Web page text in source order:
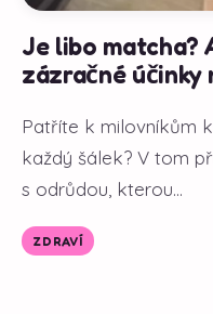
Je libo matcha?
zázračné účinky
Patříte k milovníkům
každý šálek? V tom
s odrůdou, kterou...
ZDRAVÍ